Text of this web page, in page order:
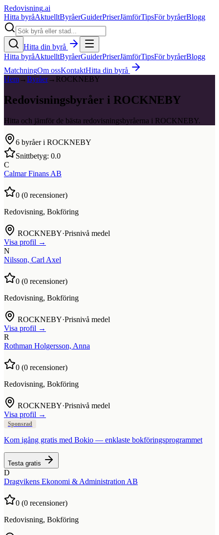
Redovisning.ai
Hitta byråAktuelltByråerGuiderPriserJämförTipsFör byråerBlogg
Hitta din byrå
Hitta byråAktuelltByråerGuiderPriserJämförTipsFör byråerBlogg
MatchningOm ossKontaktHitta din byrå
Hem→Byråer→ ROCKNEBY
Redovisningsbyråer i ROCKNEBY
Hitta och jämför de bästa redovisningsbyråerna i ROCKNEBY.
6 byråer i ROCKNEBY
Snittbetyg: 0.0
C
Calmar Finans AB
0 (0 recensioner)
Redovisning, Bokföring
ROCKNEBY·Prisnivå medel
Visa profil →
N
Nilsson, Carl Axel
0 (0 recensioner)
Redovisning, Bokföring
ROCKNEBY·Prisnivå medel
Visa profil →
R
Rothman Holgersson, Anna
0 (0 recensioner)
Redovisning, Bokföring
ROCKNEBY·Prisnivå medel
Visa profil →
Sponsrad
Kom igång gratis med Bokio — enklaste bokföringsprogrammet
Testa gratis
D
Dragvikens Ekonomi & Administration AB
0 (0 recensioner)
Redovisning, Bokföring